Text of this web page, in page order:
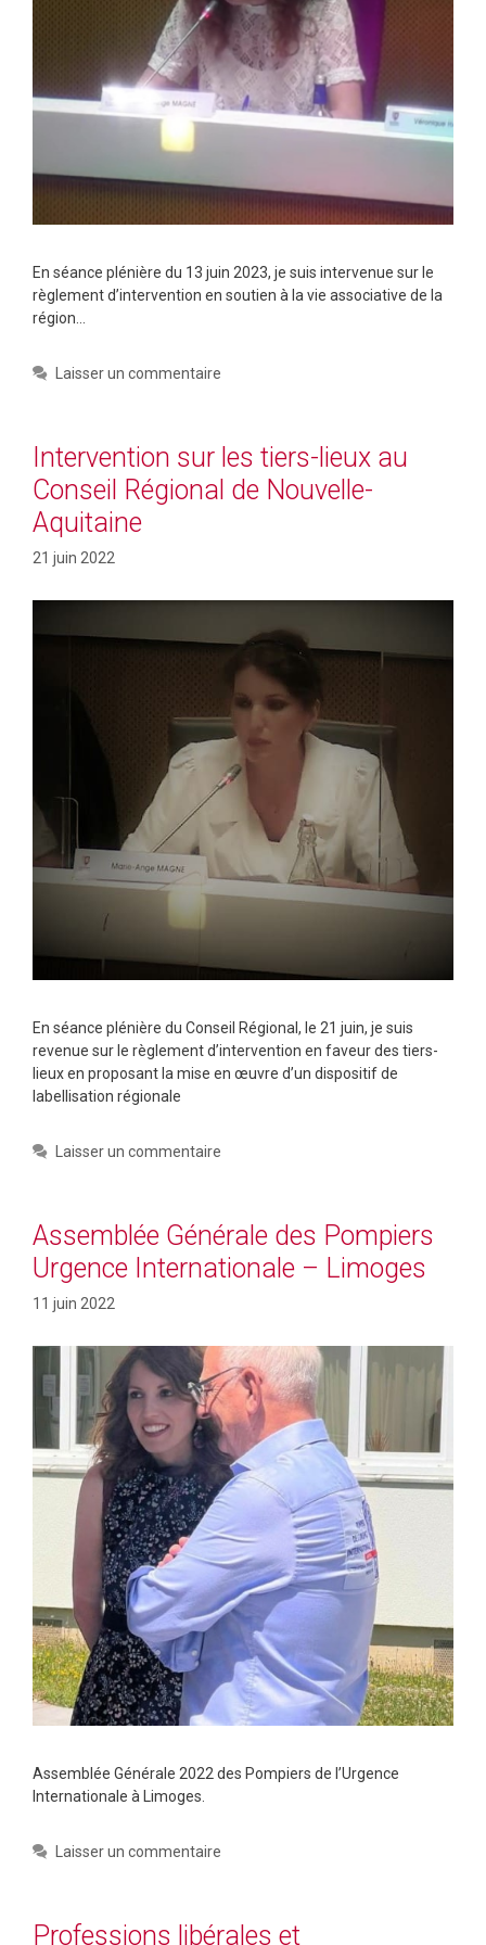
En séance plénière du 13 juin 2023, je suis intervenue sur le
règlement d’intervention en soutien à la vie associative de la
région…
Laisser un commentaire
Intervention sur les tiers-lieux au
Conseil Régional de Nouvelle-
Aquitaine
21 juin 2022
En séance plénière du Conseil Régional, le 21 juin, je suis
revenue sur le règlement d’intervention en faveur des tiers-
lieux en proposant la mise en œuvre d’un dispositif de
labellisation régionale
Laisser un commentaire
Assemblée Générale des Pompiers
Urgence Internationale – Limoges
11 juin 2022
Assemblée Générale 2022 des Pompiers de l’Urgence
Internationale à Limoges.
Laisser un commentaire
Professions libérales et